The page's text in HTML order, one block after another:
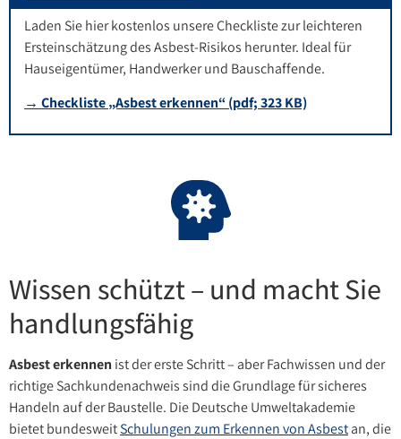
Laden Sie hier kostenlos unsere Checkliste zur leichteren
Ersteinschätzung des Asbest-Risikos herunter. Ideal für
Hauseigentümer, Handwerker und Bauschaffende.
→ Checkliste „Asbest erkennen“ (pdf; 323 KB)
Wissen schützt – und macht Sie
handlungsfähig
Asbest erkennen ist der erste Schritt – aber Fachwissen und der
richtige Sachkundenachweis sind die Grundlage für sicheres
Handeln auf der Baustelle. Die Deutsche Umweltakademie
bietet bundesweitSchulungen zum Erkennen von Asbestan, die